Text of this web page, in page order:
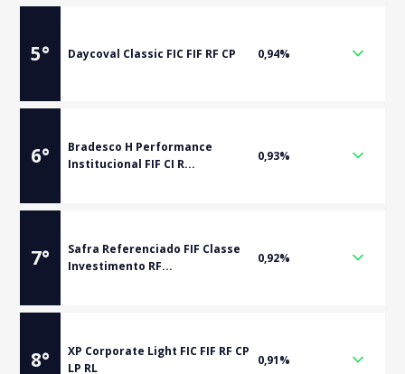
5° Daycoval Classic FIC FIF RF CP 0,94%
6°
Bradesco H Performance
Institucional FIF CI R...
0,93%
7°
Safra Referenciado FIF Classe
Investimento RF...
0,92%
8°
XP Corporate Light FIC FIF RF CP
LP RL
0,91%